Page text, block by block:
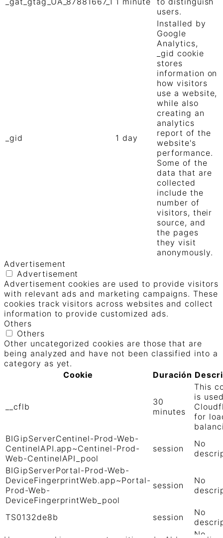
users.
_gid 1 day
Installed by
Google
Analytics,
_gid cookie
stores
information on
how visitors
use a website,
while also
creating an
analytics
report of the
website's
performance.
Some of the
data that are
collected
include the
number of
visitors, their
source, and
the pages
they visit
anonymously.
Advertisement
Advertisement
Advertisement cookies are used to provide visitors
with relevant ads and marketing campaigns. These
cookies track visitors across websites and collect
information to provide customized ads.
Others
Others
Other uncategorized cookies are those that are
being analyzed and have not been classified into a
category as yet.
Cookie
Duración
__cflb
30
minutes
This
is
for
BIGipServerCentinel-Prod-Web-
CentinelAPI.app~Centinel-Prod-
Web-CentinelAPI_pool
session
No
BIGipServerPortal-Prod-Web-
DeviceFingerprintWeb.app~Portal-
Prod-Web-
DeviceFingerprintWeb_pool
session
No
TS0132de8b session
No
No